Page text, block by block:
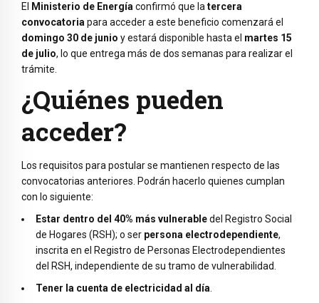
El Ministerio de Energíaconfirmó que latercera
convocatoriapara acceder a este beneficio comenzará el
domingo 30 de junio y estará disponible hasta el martes 15
de julio, lo que entrega más de dos semanas para realizar el
trámite.
¿Quiénes pueden
acceder?
Los requisitos para postular se mantienen respecto de las
convocatorias anteriores. Podrán hacerlo quienes cumplan
con lo siguiente:
Estar dentro del 40% más vulnerabledel Registro Social
de Hogares (RSH); o ser persona electrodependiente,
inscrita en el Registro de Personas Electrodependientes
del RSH, independiente de su tramo de vulnerabilidad.
Tener la cuenta de electricidad al día